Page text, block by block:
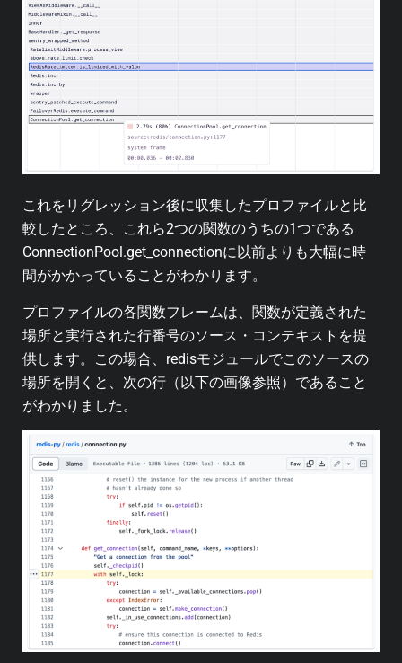
これをリグレッション後に収集したプロファイルと比
較したところ、これら2つの関数のうちの1つである
ConnectionPool.get_connectionに以前よりも大幅に時
間がかかっていることがわかります。
プロファイルの各関数フレームは、関数が定義された
場所と実行された行番号のソース・コンテキストを提
供します。この場合、redisモジュールでこのソースの
場所を開くと、次の行（以下の画像参照）であること
がわかりました。